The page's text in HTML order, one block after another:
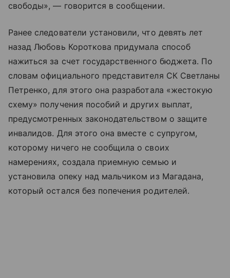
свободы», — говорится в сообщении.
Ранее следователи установили, что девять лет
назад Любовь Короткова придумала способ
нажиться за счет государственного бюджета. По
словам официального представителя СК Светланы
Петренко, для этого она разработала «жестокую
схему» получения пособий и других выплат,
предусмотренных законодательством о защите
инвалидов. Для этого она вместе с супругом,
которому ничего не сообщила о своих
намерениях, создала приемную семью и
установила опеку над мальчиком из Магадана,
который остался без попечения родителей.